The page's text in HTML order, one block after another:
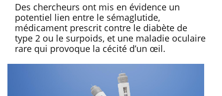
Des chercheurs ont mis en évidence un
potentiel lien entre le sémaglutide,
médicament prescrit contre le diabète de
type 2 ou le surpoids, et une maladie oculaire
rare qui provoque la cécité d’un œil.